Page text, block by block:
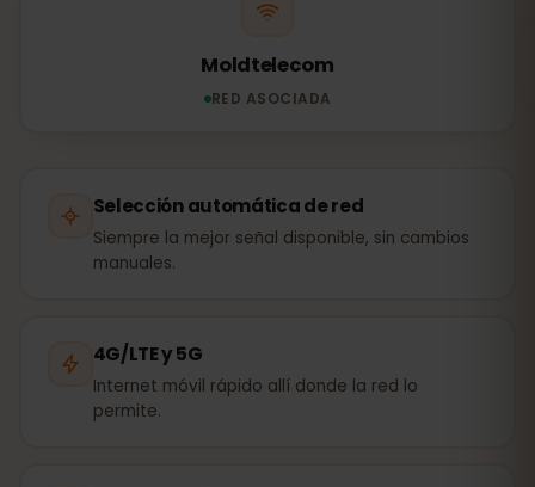
Moldtelecom
RED ASOCIADA
Selección automática de red
Siempre la mejor señal disponible, sin cambios
manuales.
4G/LTE y 5G
Internet móvil rápido allí donde la red lo
permite.